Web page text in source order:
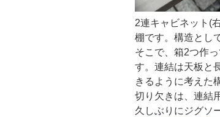
2連キャビネット(
棚です。構造とし
そこで、箱2つ作
す。連結は天板と
きるように考えた
切り欠きは、連結
久しぶりにジグソ